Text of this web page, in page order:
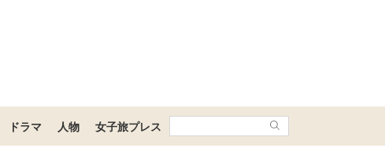
ドラマ 人物 女子旅プレス